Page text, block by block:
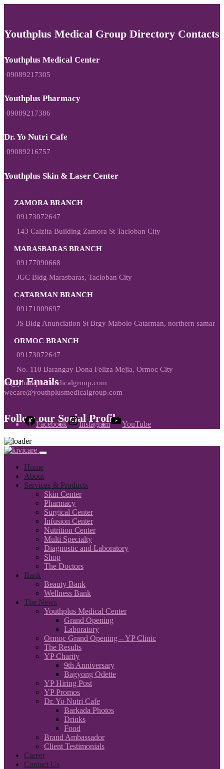
Youthplus Medical Group Directory Contacts
Youthplus Medical Center
09089217305
Youthplus Pharmacy
09089217386
Dr. Yo Nutri Cafe
09089216757
Youthplus Skin & Laser Center
ZAMORA BRANCH
09173072647
143 Calzita Building Zamora St Tacloban City
MARASBARAS BRANCH
09177090668
JGC Bldg Marasbaras, Tacloban City
CATARMAN BRANCH
09171009697
JS Bldg Anunciation St Brgy Mabolo Catarman, northern samar
ORMOC BRANCH
09173072647
No. 110 Barangay Dona Feliza Mejia, Ormoc City
Our Emails
hr@youthplusmedicalgroup.com
wecare@youthplusmedicalgroup.com
Follow our Social Profile
Facebook Instagram YouTube
Home
About
Services & Products
Skin Center
Pharmacy
Surgical Center
Infusion Center
Nutrition Center
Multi Specialty
Diagnostic and Laboratory
Shop
The Doctors
Bank
Beauty Bank
Wellness Bank
The News
Youthplus Medical Center
Grand Opening
Laboratory
Ormoc Grand Opening – YP Clinic
The Results
YP Charity
9th Anniversary
Bagyong Odette
YP Hiring Post
YP Promos
Dr. Yo Nutri Cafe
Barkada Photos
Drinks
Food
Brand Ambassador
Client Testimonials
Career
Contact Us